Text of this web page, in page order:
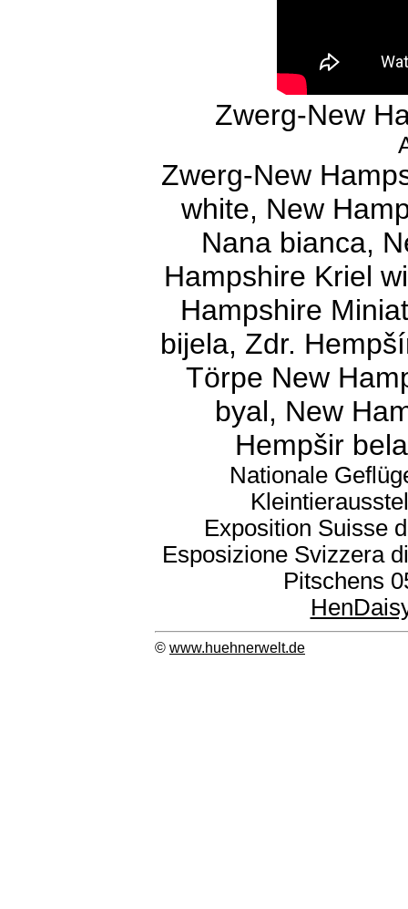
Zwerg-New
Zwerg-New
white, New
Nana bianca,
Hampshire Kriel
Hampshire
bijela, Zdr.
Törpe New
byal, New
Hempšir
Nationale
Exposition Suisse
Esposizione Svizzera
Pitschens
© www.huehnerwelt.de